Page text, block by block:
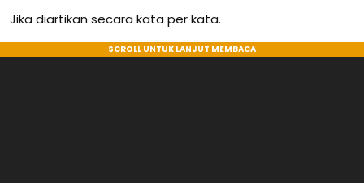
Jika diartikan secara kata per kata.